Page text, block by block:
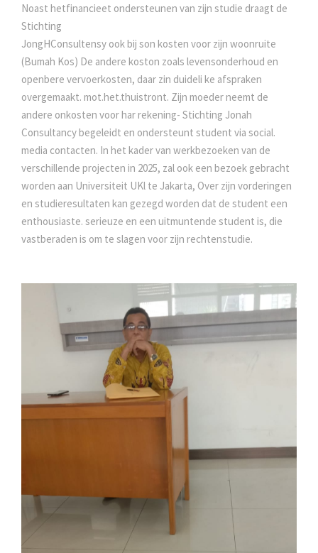
Noast hetfinancieet ondersteunen van zijn studie draagt de
Stichting
JongHConsultensy ook bij son kosten voor zijn woonruite
(Bumah Kos) De andere koston zoals levensonderhoud en
openbere vervoerkosten, daar zin duideli ke afspraken
overgemaakt. mot.het.thuistront. Zijn moeder neemt de
andere onkosten voor har rekening- Stichting Jonah
Consultancy begeleidt en ondersteunt student via social.
media contacten. In het kader van werkbezoeken van de
verschillende projecten in 2025, zal ook een bezoek gebracht
worden aan Universiteit UKl te Jakarta, Over zijn vorderingen
en studieresultaten kan gezegd worden dat de student een
enthousiaste. serieuze en een uitmuntende student is, die
vastberaden is om te slagen voor zijn rechtenstudie.